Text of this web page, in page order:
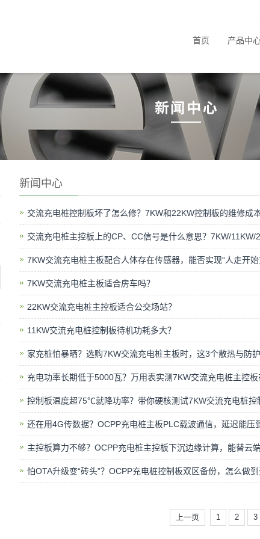
首页 产品中
新闻中心
交流充电桩控制板坏了怎么修？7KW和22KW控制板的维修成
交流充电桩主控板上的CP、CC信号是什么意思？7KW/11KW/
7KW交流充电桩主板配合人体存在传感器，能否实现“人走开
7KW交流充电桩主板适合房车吗？
22KW交流充电桩主控板适合公交场站？
11KW交流充电桩控制板待机功耗多大？
家充桩怕暴晒？选购7KW交流充电桩主板时，这3个散热与防护
充电功率长期低于5000瓦？万用表实测7KW交流充电桩主控板
控制板温度超75℃就降功率？带你硬核测试7KW交流充电桩控
还在用4G传数据？OCPP充电桩主板PLC载波通信，延迟能压
主控板算力不够？OCPP充电桩主控板下沉边缘计算，能替云
怕OTA升级变“砖头”？OCPP充电桩控制板双区备份，怎么做到
上一页 1 2 3